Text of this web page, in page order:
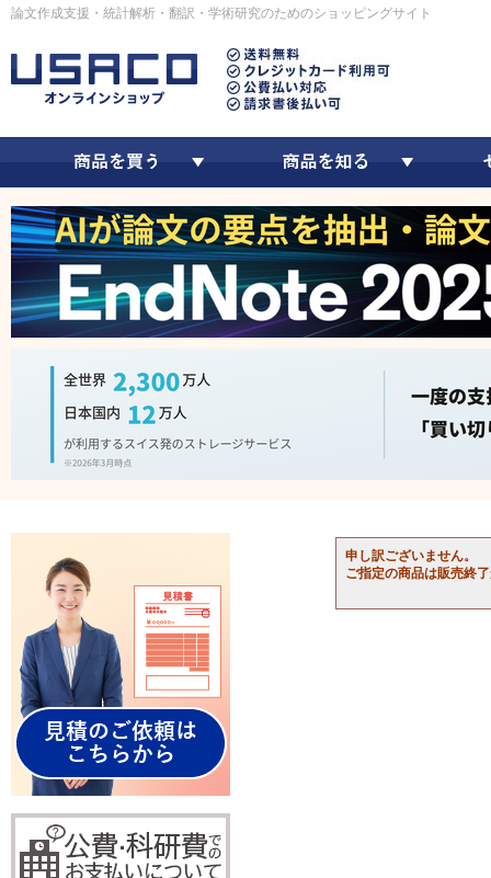
論文作成支援・統計解析・翻訳・学術研究のためのショッピングサイト
申し訳ございません。
ご指定の商品は販売終